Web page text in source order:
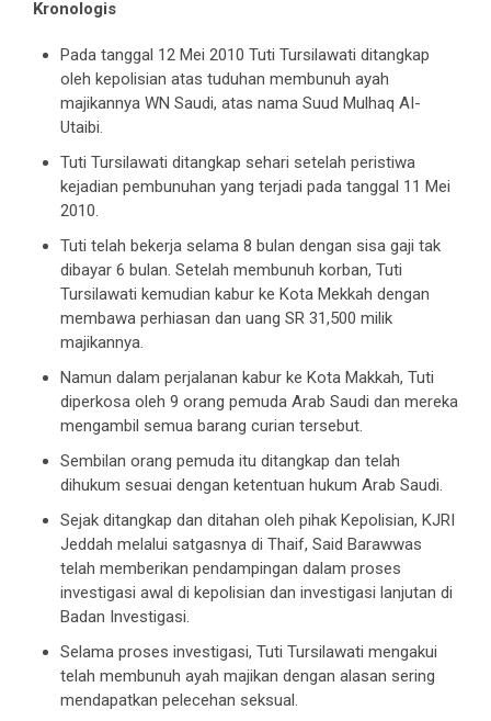
Kronologis
Pada tanggal 12 Mei 2010 Tuti Tursilawati ditangkap
oleh kepolisian atas tuduhan membunuh ayah
majikannya WN Saudi, atas nama Suud Mulhaq AI-
Utaibi.
Tuti Tursilawati ditangkap sehari setelah peristiwa
kejadian pembunuhan yang terjadi pada tanggal 11 Mei
2010.
Tuti telah bekerja selama 8 bulan dengan sisa gaji tak
dibayar 6 bulan. Setelah membunuh korban, Tuti
Tursilawati kemudian kabur ke Kota Mekkah dengan
membawa perhiasan dan uang SR 31,500 milik
majikannya.
Namun dalam perjalanan kabur ke Kota Makkah, Tuti
diperkosa oleh 9 orang pemuda Arab Saudi dan mereka
mengambil semua barang curian tersebut.
Sembilan orang pemuda itu ditangkap dan telah
dihukum sesuai dengan ketentuan hukum Arab Saudi.
Sejak ditangkap dan ditahan oleh pihak Kepolisian, KJRI
Jeddah melalui satgasnya di Thaif, Said Barawwas
telah memberikan pendampingan dalam proses
investigasi awal di kepolisian dan investigasi lanjutan di
Badan Investigasi.
Selama proses investigasi, Tuti Tursilawati mengakui
telah membunuh ayah majikan dengan alasan sering
mendapatkan pelecehan seksual.